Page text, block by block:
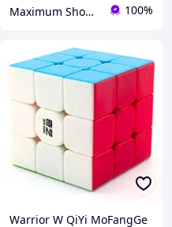
Maximum Shopping 100%
Warrior W QiYi MoFangGe